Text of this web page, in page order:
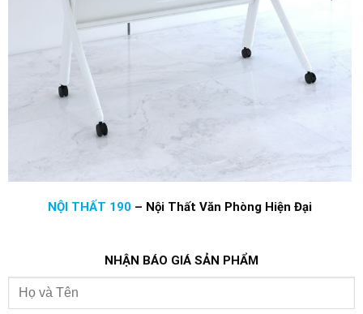
NỘI THẤT 190 – Nội Thất Văn Phòng Hiện Đại
NHẬN BÁO GIÁ SẢN PHẨM